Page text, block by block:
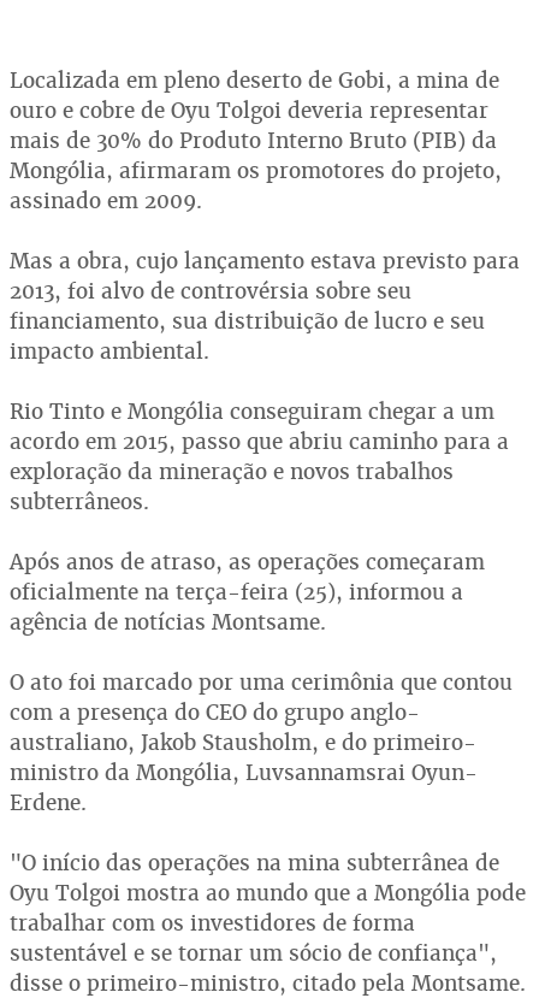
Localizada em pleno deserto de Gobi, a mina de
ouro e cobre de Oyu Tolgoi deveria representar
mais de 30% do Produto Interno Bruto (PIB) da
Mongólia, afirmaram os promotores do projeto,
assinado em 2009.
Mas a obra, cujo lançamento estava previsto para
2013, foi alvo de controvérsia sobre seu
financiamento, sua distribuição de lucro e seu
impacto ambiental.
Rio Tinto e Mongólia conseguiram chegar a um
acordo em 2015, passo que abriu caminho para a
exploração da mineração e novos trabalhos
subterrâneos.
Após anos de atraso, as operações começaram
oficialmente na terça-feira (25), informou a
agência de notícias Montsame.
O ato foi marcado por uma cerimônia que contou
com a presença do CEO do grupo anglo-
australiano, Jakob Stausholm, e do primeiro-
ministro da Mongólia, Luvsannamsrai Oyun-
Erdene.
"O início das operações na mina subterrânea de
Oyu Tolgoi mostra ao mundo que a Mongólia pode
trabalhar com os investidores de forma
sustentável e se tornar um sócio de confiança",
disse o primeiro-ministro, citado pela Montsame.